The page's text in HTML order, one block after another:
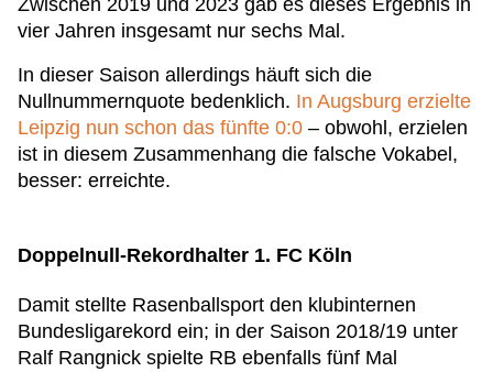
Zwischen 2019 und 2023 gab es dieses Ergebnis in
vier Jahren insgesamt nur sechs Mal.
In dieser Saison allerdings häuft sich die
Nullnummernquote bedenklich. In Augsburg erzielte
Leipzig nun schon das fünfte 0:0 – obwohl, erzielen
ist in diesem Zusammenhang die falsche Vokabel,
besser: erreichte.
Doppelnull-Rekordhalter 1. FC Köln
Damit stellte Rasenballsport den klubinternen
Bundesligarekord ein; in der Saison 2018/19 unter
Ralf Rangnick spielte RB ebenfalls fünf Mal